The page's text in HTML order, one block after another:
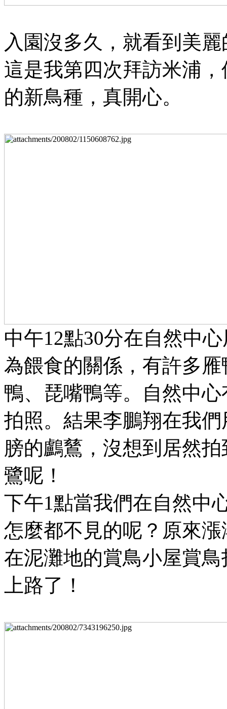
入園沒多久，就看到美
這是我第四次拜訪米浦
的新鳥種，真開心。
中午12點30分在自然中
為餵食的關係，有許多
鴨、琵嘴鴨等。自然中
拍照。結果李鵬翔在我
膀的鸕鶿，沒想到居然
鷺呢！
下午1點當我們在自然中
怎麼都不見的呢？原來
在泥灘地的賞鳥小屋賞
上路了！